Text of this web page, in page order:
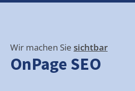
Wir machen Sie sichtbar
OnPage SEO